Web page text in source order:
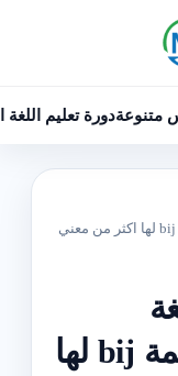
متنوعةدورة تعليم اللغة
هذا الدرس مهم في اللغة الهولندية وصعب لان كلمة bij لها اكثر من معني
الهولندية وصعب لان كلمة bij لها